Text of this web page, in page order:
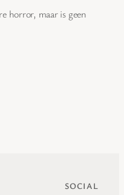
horror, maar is geen
SOCIAL